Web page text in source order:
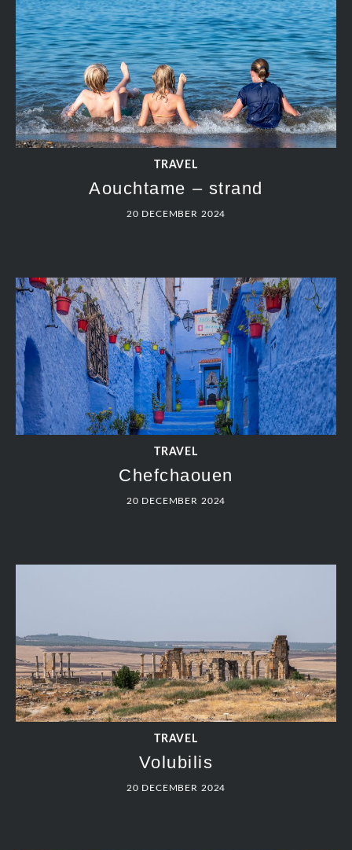
TRAVEL
Aouchtame – strand
20 DECEMBER 2024
TRAVEL
Chefchaouen
20 DECEMBER 2024
TRAVEL
Volubilis
20 DECEMBER 2024